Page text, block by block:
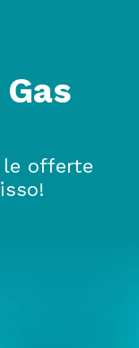
offerte